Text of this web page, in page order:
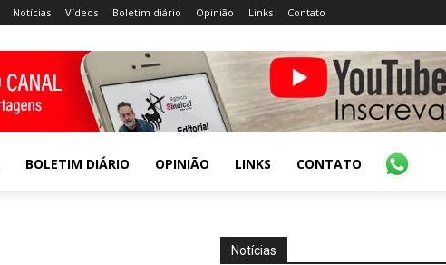
Notícias Vídeos Boletim diário Opinião Links Contato
BOLETIM DIÁRIO OPINIÃO LINKS CONTATO
Notícias